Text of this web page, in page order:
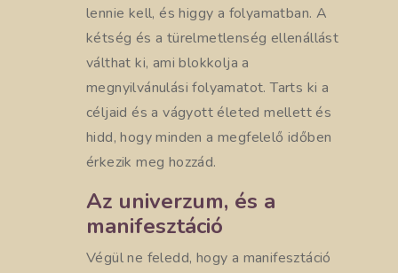
lennie kell, és higgy a folyamatban. A
kétség és a türelmetlenség ellenállást
válthat ki, ami blokkolja a
megnyilvánulási folyamatot. Tarts ki a
céljaid és a vágyott életed mellett és
hidd, hogy minden a megfelelő időben
érkezik meg hozzád.
Az univerzum, és a
manifesztáció
Végül ne feledd, hogy a manifesztáció